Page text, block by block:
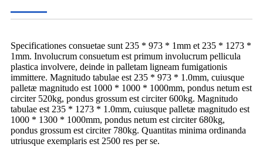
Specificationes consuetae sunt 235 * 973 * 1mm et 235 * 1273 *
1mm. Involucrum consuetum est primum involucrum pellicula
plastica involvere, deinde in palletam ligneam fumigationis
immittere. Magnitudo tabulae est 235 * 973 * 1.0mm, cuiusque
palletæ magnitudo est 1000 * 1000 * 1000mm, pondus netum est
circiter 520kg, pondus grossum est circiter 600kg. Magnitudo
tabulae est 235 * 1273 * 1.0mm, cuiusque palletæ magnitudo est
1000 * 1300 * 1000mm, pondus netum est circiter 680kg,
pondus grossum est circiter 780kg. Quantitas minima ordinanda
utriusque exemplaris est 2500 res per se.